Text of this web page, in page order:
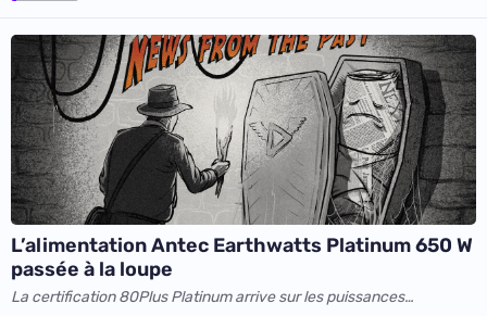
L’alimentation Antec Earthwatts Platinum 650 W
passée à la loupe
La certification 80Plus Platinum arrive sur les puissances